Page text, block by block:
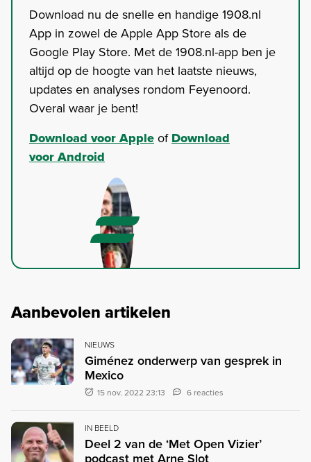
Download nu de snelle en handige 1908.nl
App in zowel de Apple App Store als de
Google Play Store. Met de 1908.nl-app ben je
altijd op de hoogte van het laatste nieuws,
updates en analyses rondom Feyenoord.
Overal waar je bent!
Download voor AppleofDownload
voor Android
Aanbevolen artikelen
NIEUWS
Giménez onderwerp van gesprek in
Mexico
15 nov. 2022 23:13 6 reacties
IN BEELD
Deel 2 van de ‘Met Open Vizier’